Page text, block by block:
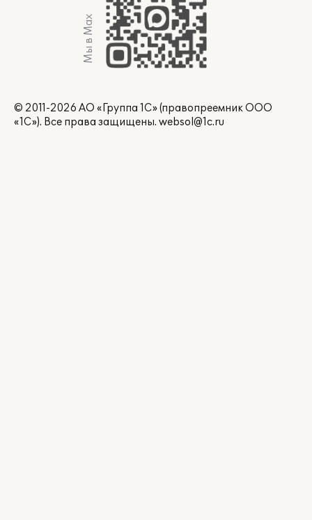
Мы в Max
© 2011-2026 АО «Группа 1С» (правопреемник ООО
«1С»). Все права защищены. websol@1c.ru